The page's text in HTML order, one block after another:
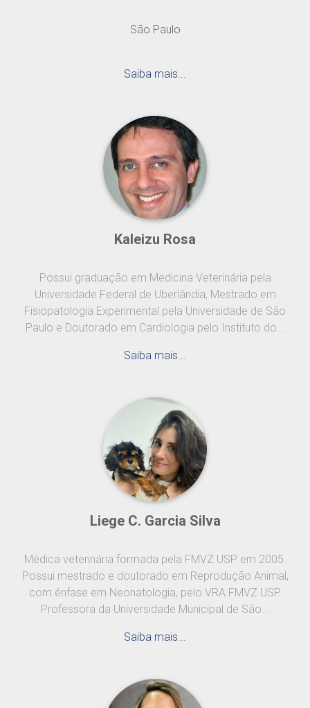
São Paulo
Saiba mais...
Kaleizu Rosa
Possui graduação em Medicina Veterinária pela
Universidade Federal de Uberlândia, Mestrado em
Fisiopatologia Experimental pela Universidade de São
Paulo e Doutorado em Cardiologia pelo Instituto do...
Saiba mais...
Liege C. Garcia Silva
Médica veterinária formada pela FMVZ USP em 2005.
Possui mestrado e doutorado em Reprodução Animal,
com ênfase em Neonatologia, pelo VRA FMVZ USP.
Professora da Universidade Municipal de São...
Saiba mais...